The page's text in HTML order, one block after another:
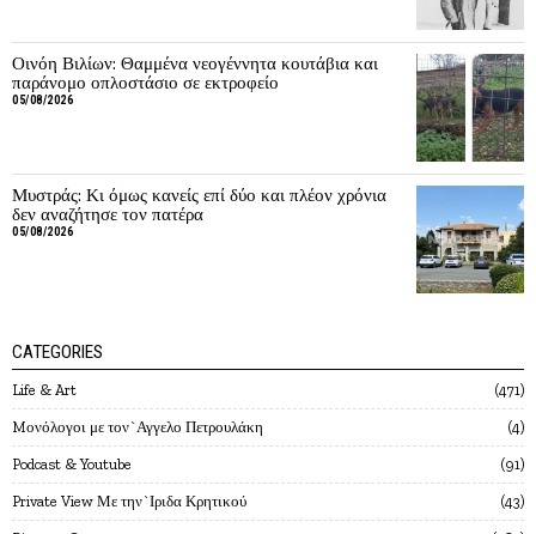
Οινόη Βιλίων: Θαμμένα νεογέννητα κουτάβια και
παράνομο οπλοστάσιο σε εκτροφείο
05/08/2026
Μυστράς: Κι όμως κανείς επί δύο και πλέον χρόνια
δεν αναζήτησε τον πατέρα
05/08/2026
CATEGORIES
Life & Art 471
Mονόλογοι με τον`Αγγελο Πετρουλάκη 4
Podcast & Youtube 91
Private View Με την`Ιριδα Κρητικού 43